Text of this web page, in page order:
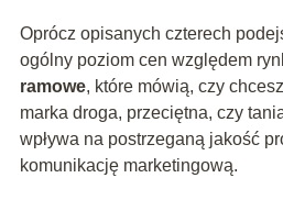
Oprócz opisanych czterech
ogólny poziom cen względem
ramowe, które mówią, czy
marka droga, przeciętna, czy
wpływa na postrzeganą jakość
komunikację marketingową.